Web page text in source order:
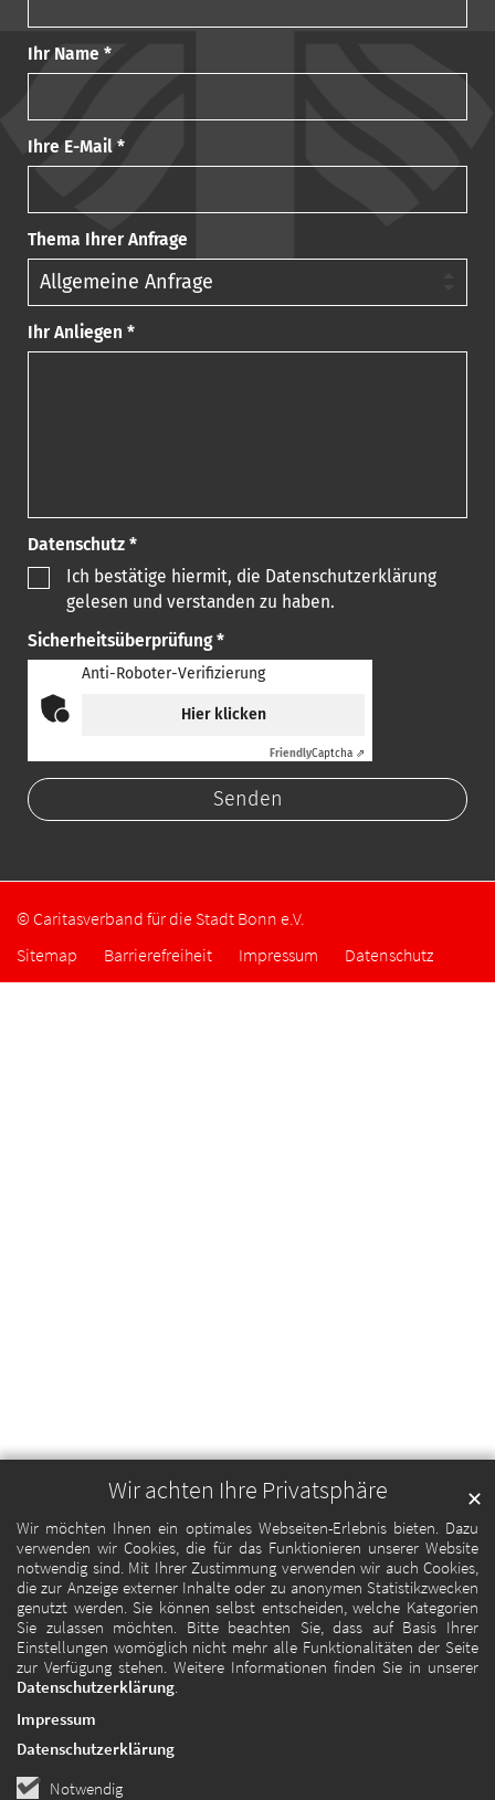
Wir achten Ihre Privatsphäre
Wir möchten Ihnen ein optimales Webseiten-Erlebnis bieten. Dazu
verwenden wir Cookies, die für das Funktionieren unserer Website
notwendig sind. Mit Ihrer Zustimmung verwenden wir auch Cookies,
die zur Anzeige externer Inhalte oder zu anonymen Statistikzwecken
genutzt werden. Sie können selbst entscheiden, welche Kategorien
Sie zulassen möchten. Bitte beachten Sie, dass auf Basis Ihrer
Einstellungen womöglich nicht mehr alle Funktionalitäten der Seite
zur Verfügung stehen. Weitere Informationen finden Sie in unserer
Datenschutzerklärung.
Notwendig
✕
Impressum
Datenschutzerklärung
Ihr Name *
Ihre E-Mail *
Thema Ihrer Anfrage
Ihr Anliegen *
Datenschutz *
Ich bestätige hiermit, die Datenschutzerklärung
gelesen und verstanden zu haben.
Sicherheitsüberprüfung *
Anti-Roboter-Verifizierung
Hier klicken
FriendlyCaptcha ⇗
© Caritasverband für die Stadt Bonn e.V.
Sitemap
Barrierefreiheit Impressum Datenschutz